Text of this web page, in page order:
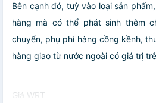
Bên cạnh đó, tuỳ vào loại sản
hàng mà có thể phát sinh thêm
chuyển, phụ phí hàng cồng kềnh,
hàng giao từ nước ngoài có giá trị
Giá WRT